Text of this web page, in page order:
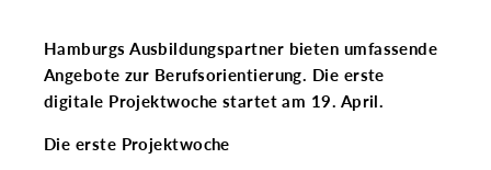
INSTITUT FÜR BERUFLICHE
Hamburgs Ausbildungspartner bieten umfassende
Angebote zur Berufsorientierung. Die erste
digitale Projektwoche startet am 19. April.
Die erste Projektwoche